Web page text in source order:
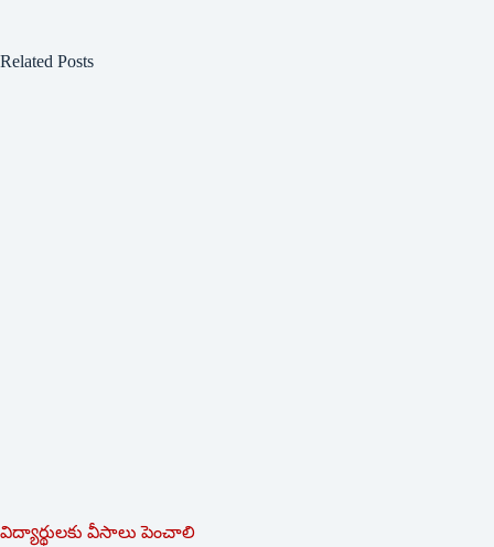
Related Posts
విద్యార్థులకు వీసాలు పెంచాలి